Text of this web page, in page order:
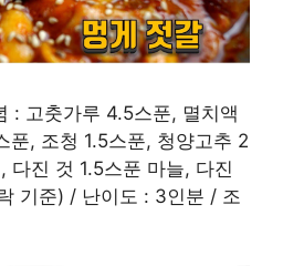
: 고춧가루 4.5스푼, 멸치액
푼, 조청 1.5스푼, 청양고추 2
다진 것 1.5스푼 마늘, 다진
기준) / 난이도 : 3인분 / 조